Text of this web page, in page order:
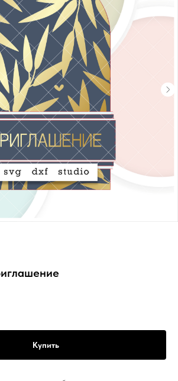
Купить